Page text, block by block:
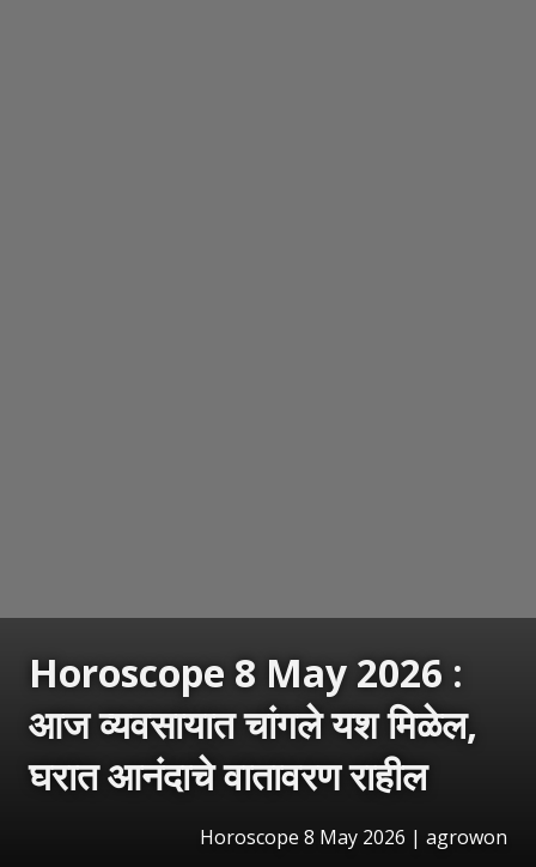
Horoscope 8 May 2026 :
आज व्यवसायात चांगले यश मिळेल,
घरात आनंदाचे वातावरण राहील
Horoscope 8 May 2026 | agrowon